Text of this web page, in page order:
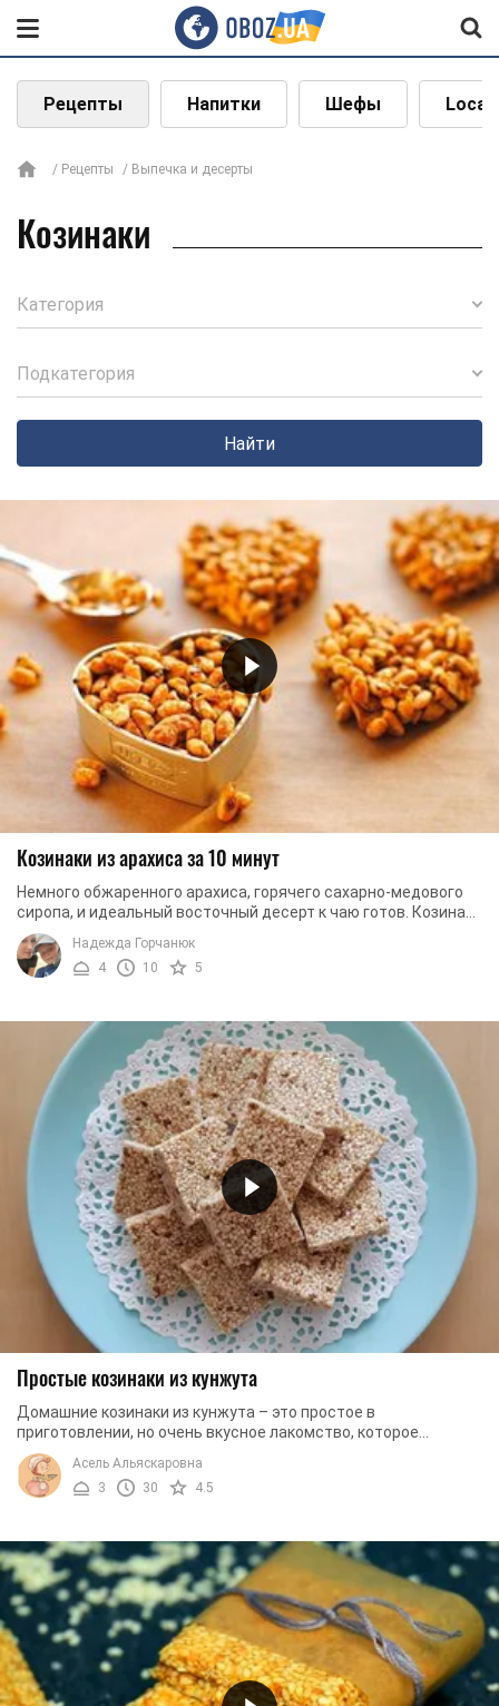
Рецепты Напитки Шефы Local
Рецепты Выпечка и десерты
Козинаки
Категория
Подкатегория
Найти
Козинаки из арахиса за 10 минут
Немного обжаренного арахиса, горячего сахарно-медового
сиропа, и идеальный восточный десерт к чаю готов. Козинаки
из арахиса по нашему фоторецепту ...
Надежда Горчанюк
4
10 5
Простые козинаки из кунжута
Домашние козинаки из кунжута – это простое в
приготовлении, но очень вкусное лакомство, которое
выходит намного вкуснее магазинной альтернативы. Вы ...
Асель Альяскаровна
3
30 4.5